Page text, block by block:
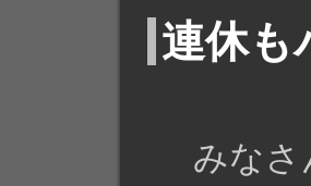
連休も
みなさ